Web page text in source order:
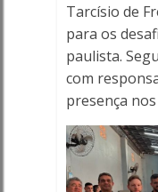
Tarcísio de
para os
paulista.
com
presença